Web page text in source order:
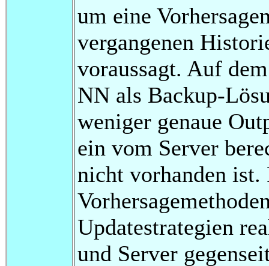
um eine
vergangenen
voraussagt. Auf
NN als Backup-
weniger genaue
ein vom Server
nicht vorhanden ist.
Updatestrategien
und Server